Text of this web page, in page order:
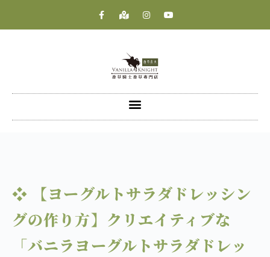
❖ 【ヨーグルトサラダドレッシン
グの作り方】クリエイティブな
「バニラヨーグルトサラダドレッ